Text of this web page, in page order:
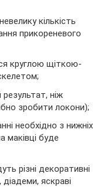
кількість
прикореневого
круглою щіткою-
результат, ніж
зробити локони);
необхідно з нижніх
маківці буде
різні декоративні
яскраві